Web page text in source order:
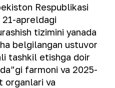
Respublikasi
apreldagi
tizimini yanada
belgilangan ustuvor
tashkil etishga doir
farmoni va 2025-
organlari va